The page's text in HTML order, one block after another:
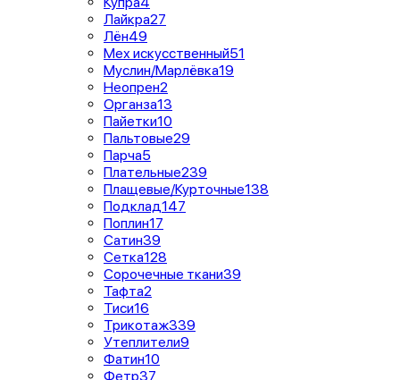
Лайкра27
Лён49
Мех искусственный51
Муслин/Марлёвка19
Неопрен2
Органза13
Пайетки10
Пальтовые29
Парча5
Плательные239
Плащевые/Курточные138
Подклад147
Поплин17
Сатин39
Сетка128
Сорочечные ткани39
Тафта2
Тиси16
Трикотаж339
Утеплители9
Фатин10
Фетр37